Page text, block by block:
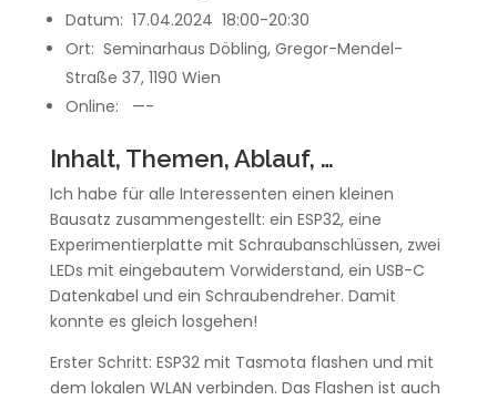
Datum: 17.04.2024 18:00-20:30
Ort: Seminarhaus Döbling, Gregor-Mendel-
Straße 37, 1190 Wien
Online: —-
Inhalt, Themen, Ablauf, …
Ich habe für alle Interessenten einen kleinen
Bausatz zusammengestellt: ein ESP32, eine
Experimentierplatte mit Schraubanschlüssen, zwei
LEDs mit eingebautem Vorwiderstand, ein USB-C
Datenkabel und ein Schraubendreher. Damit
konnte es gleich losgehen!
Erster Schritt: ESP32 mit Tasmota flashen und mit
dem lokalen WLAN verbinden. Das Flashen ist auch